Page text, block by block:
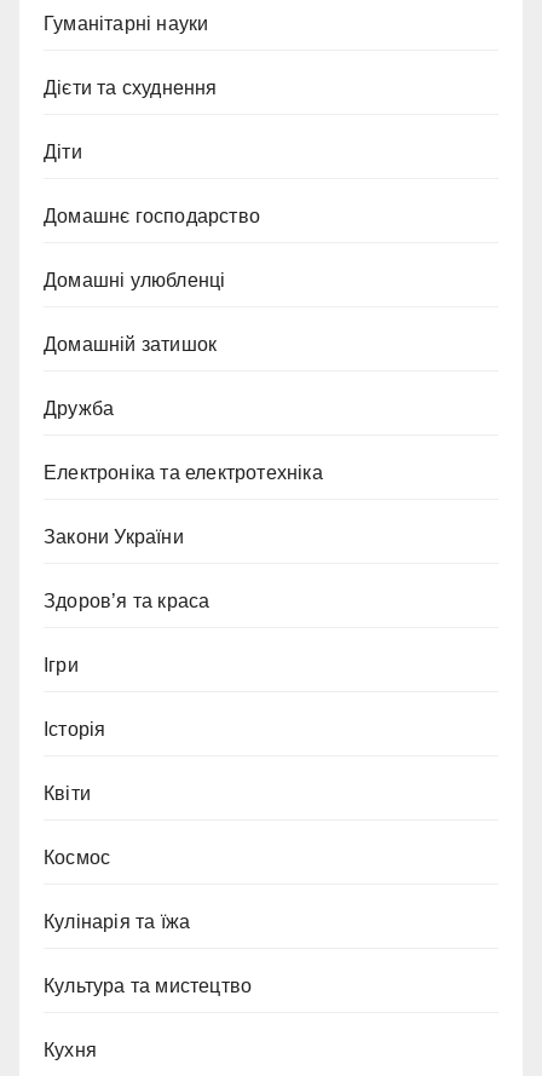
Гуманітарні науки
Дієти та схуднення
Діти
Домашнє господарство
Домашні улюбленці
Домашній затишок
Дружба
Електроніка та електротехніка
Закони України
Здоров’я та краса
Ігри
Історія
Квіти
Космос
Кулінарія та їжа
Культура та мистецтво
Кухня